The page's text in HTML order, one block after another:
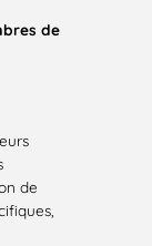
de
de